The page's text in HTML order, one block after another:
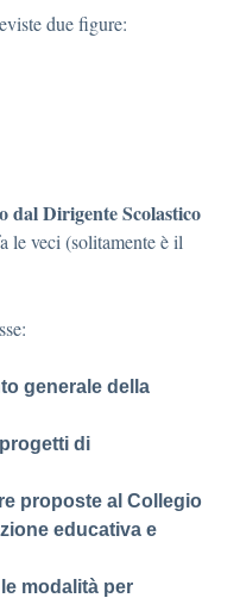
due figure:
dal Dirigente Scolastico
le veci (solitamente è il
generale della
di
proposte al Collegio
educativa e
modalità per